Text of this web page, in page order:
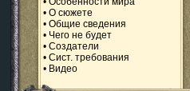
• О сюжете
• Общие сведения
• Чего не будет
• Создатели
• Сист. требования
• Видео